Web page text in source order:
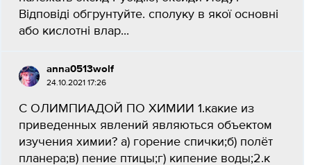
Відповіді обгрунтуйте. сполуку в якої основні
або кислотні влар...
anna0513wolf
24.10.2021 17:26
С ОЛИМПИАДОЙ ПО ХИМИИ 1.какие из
приведенных явлений являються объектом
изучения химии? а) горение спички;б) полёт
планера;в) пение птицы;г) кипение воды;2.к